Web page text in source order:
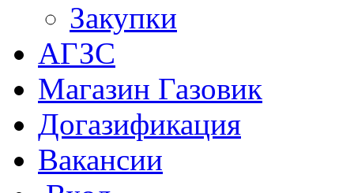
Закупки
АГЗС
Магазин Газовик
Догазификация
Вакансии